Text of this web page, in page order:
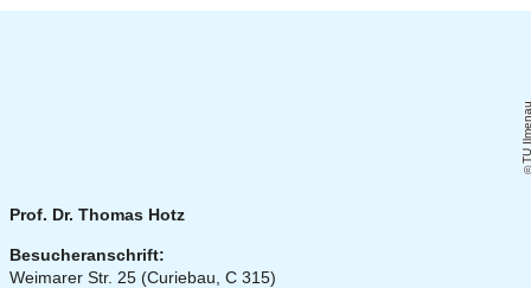
TU
Prof. Dr. Thomas Hotz
Besucheranschrift:
Weimarer Str. 25 (Curiebau, C 315)